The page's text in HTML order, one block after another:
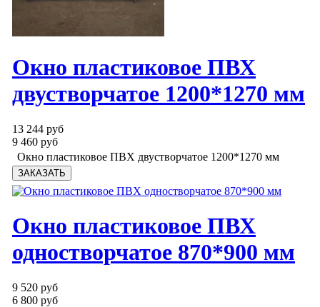
Окно пластиковое ПВХ
двустворчатое 1200*1270 мм
13 244 руб
9 460 руб
Окно пластиковое ПВХ двустворчатое 1200*1270 мм
Окно пластиковое ПВХ
одностворчатое 870*900 мм
9 520 руб
6 800 руб